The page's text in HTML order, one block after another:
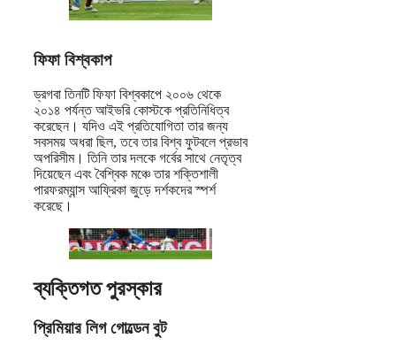
ফিফা বিশ্বকাপ
ড্রগবা তিনটি ফিফা বিশ্বকাপে ২০০৬ থেকে
২০১৪ পর্যন্ত আইভরি কোস্টকে প্রতিনিধিত্ব
করেছেন। যদিও এই প্রতিযোগিতা তার জন্য
সবসময় অধরা ছিল, তবে তার বিশ্ব ফুটবলে প্রভাব
অপরিসীম। তিনি তার দলকে গর্বের সাথে নেতৃত্ব
দিয়েছেন এবং বৈশ্বিক মঞ্চে তার শক্তিশালী
পারফরম্যান্স আফ্রিকা জুড়ে দর্শকদের স্পর্শ
করেছে।
ব্যক্তিগত পুরস্কার
প্রিমিয়ার লিগ গোল্ডেন বুট